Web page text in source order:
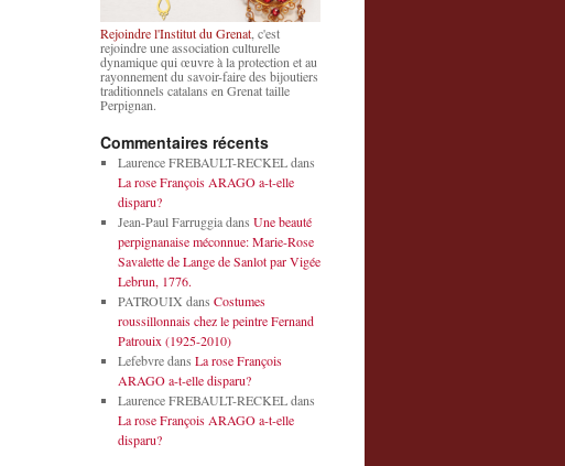
Rejoindre l'Institut du Grenat , c'est
rejoindre une association culturelle
dynamique qui œuvre à la protection et au
rayonnement du savoir-faire des bijoutiers
traditionnels catalans en Grenat taille
Perpignan.
Commentaires récents
Laurence FREBAULT-RECKELdans
La rose François ARAGO a-t-elle
disparu?
Jean-Paul Farruggiadans Une beauté
perpignanaise méconnue: Marie-Rose
Savalette de Lange de Sanlot par Vigée
Lebrun, 1776.
PATROUIX dans Costumes
roussillonnais chez le peintre Fernand
Patrouix (1925-2010)
Lefebvredans La rose François
ARAGO a-t-elle disparu?
Laurence FREBAULT-RECKELdans
La rose François ARAGO a-t-elle
disparu?